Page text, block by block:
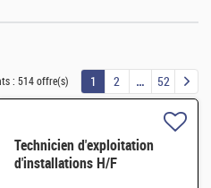
: 514 offre(s) 1 2 52
Technicien d'exploitation
d'installations H/F